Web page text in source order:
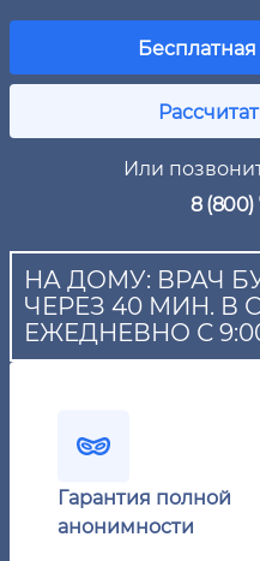
Или
8 (800)
НА ДОМУ: ВРАЧ
ЧЕРЕЗ 40 МИН. В
ЕЖЕДНЕВНО С
Гарантия полной
анонимности